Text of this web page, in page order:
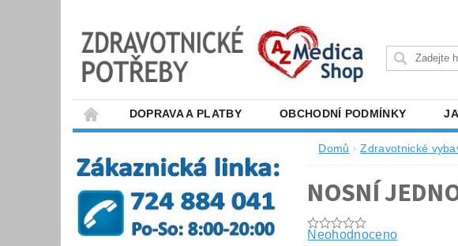
DOPRAVA A PLATBY OBCHODNÍ PODMÍNKY
Domů Zdravotnické
NOSNÍ
Neohodnoceno